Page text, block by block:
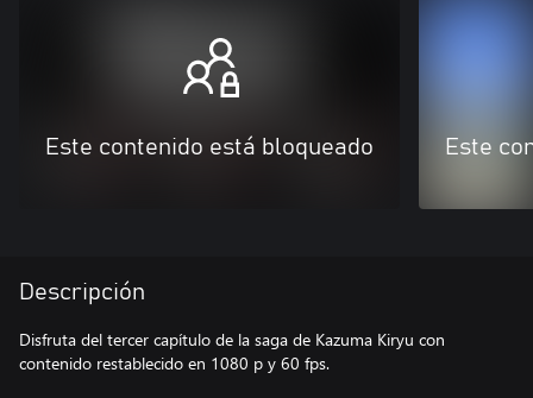
Este contenido está bloqueado Este
Descripción
Disfruta del tercer capítulo de la saga de Kazuma Kiryu con
contenido restablecido en 1080 p y 60 fps.